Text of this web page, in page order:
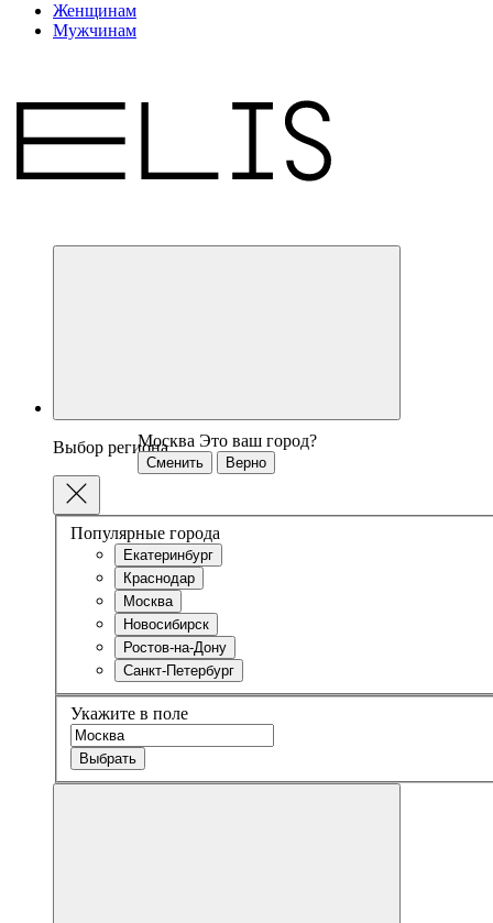
Женщинам
Мужчинам
Выбор региона
Популярные города
Екатеринбург
Краснодар
Москва
Новосибирск
Ростов-на-Дону
Санкт-Петербург
Укажите в поле
Выбрать
Москва Это ваш город?
Сменить Верно